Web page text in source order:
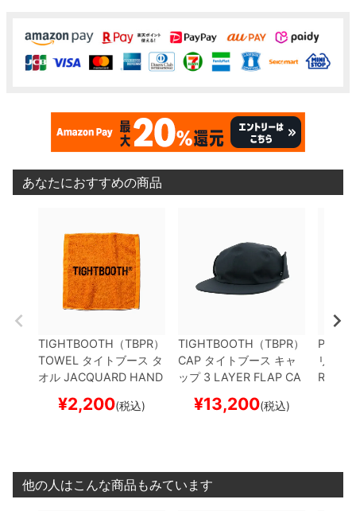
あなたにおすすめの商品
TIGHTBOOTH（TBPR）
TOWEL
タイトブース タ
オル JACQUARD HAND
ートボード スケボー
¥2,200(税込)
TIGHTBOOTH（TBPR）
CAP タイトブース キャ
ップ3 LAYER FLAP CA
ード スケボー
¥13,200(税込)
リミテ
RUSH
他の人はこんな商品もみています